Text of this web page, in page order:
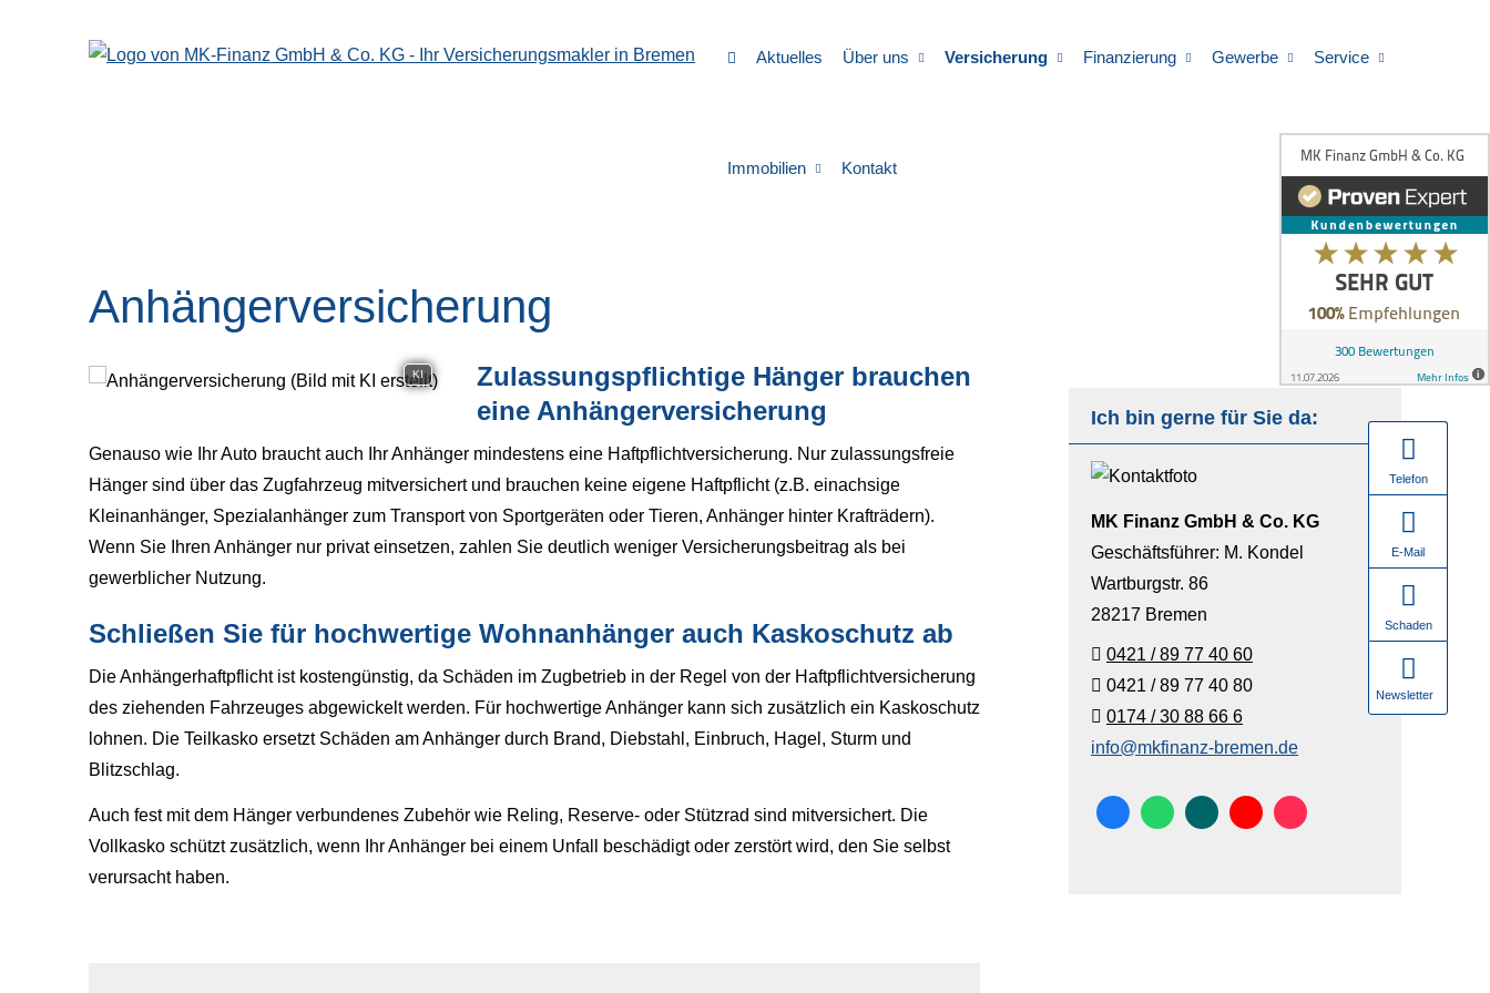
Aktuelles Über uns Versicherung Finanzierung Gewerbe Service
Immobilien Kontakt
Ich bin gerne für Sie da:
MK Finanz GmbH & Co. KG
Geschäftsführer: M. Kondel
Wartburgstr. 86
28217 Bremen
0421 / 89 77 40 60
0421 / 89 77 40 80
0174 / 30 88 66 6
info@mkfinanz-bremen.de
Anhängerversicherung
KI
Zulassungspflichtige Hänger brauchen
eine Anhängerversicherung
Genauso wie Ihr Auto braucht auch Ihr Anhänger mindestens eine Haft­pflichtversicherung. Nur zulassungsfreie
Hänger sind über das Zugfahrzeug mitversichert und brauchen keine eigene Haft­pflicht (z.B. einachsige
Kleinanhänger, Spezialanhänger zum Transport von Sportgeräten oder Tieren, Anhänger hinter Krafträdern).
Wenn Sie Ihren Anhänger nur privat einsetzen, zahlen Sie deutlich weniger Versicherungsbeitrag als bei
gewerblicher Nutzung.
Schließen Sie für hochwertige Wohnanhänger auch Kaskoschutz ab
Die Anhängerhaftpflicht ist kostengünstig, da Schäden im Zugbetrieb in der Regel von der Haft­pflichtversicherung
des ziehenden Fahrzeuges abgewickelt werden. Für hochwertige Anhänger kann sich zusätzlich ein Kaskoschutz
lohnen. Die Teilkasko ersetzt Schäden am Anhänger durch Brand, Diebstahl, Einbruch, Hagel, Sturm und
Blitzschlag.
Auch fest mit dem Hänger verbundenes Zubehör wie Reling, Reserve- oder Stützrad sind mitversichert. Die
Vollkasko schützt zusätzlich, wenn Ihr Anhänger bei einem Unfall beschädigt oder zerstört wird, den Sie selbst
verursacht haben.
Telefon
E-Mail
Schaden
Newsletter